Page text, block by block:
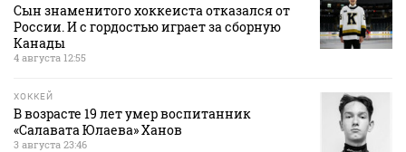
Сын знаменитого хоккеиста отказался от
России. И с гордостью играет за сборную
Канады
4 августа 12:55
ХОККЕЙ
В возрасте 19 лет умер воспитанник
«Салавата Юлаева» Ханов
3 августа 23:46